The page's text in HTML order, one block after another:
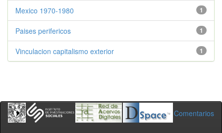
1
Mexico 1970-1980
1
Paises perifericos
1
Vinculacion capitalismo exterior
Comentarios